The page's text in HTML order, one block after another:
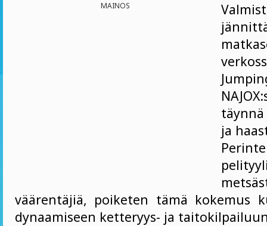
MAINOS
ja
väärentäjiä, poiketen tämä kokemus
dynaamiseen ketteryys- ja